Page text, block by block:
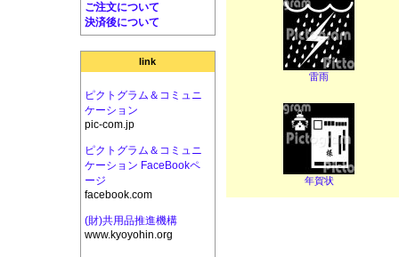
ご注文について
決済後について
link
ピクトグラム＆コミュニ
ケーション
pic-com.jp
ピクトグラム＆コミュニ
ケーション FaceBookペ
ージ
facebook.com
(財)共用品推進機構
www.kyoyohin.org
雷雨
年賀状